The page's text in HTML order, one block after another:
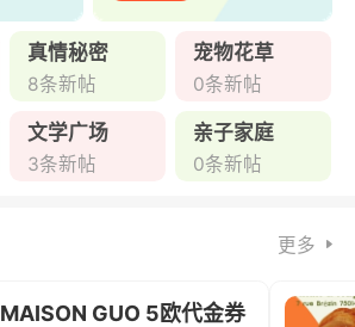
真情秘密
8条新帖
宠物花草
0条新帖
文学广场
3条新帖
亲子家庭
0条新帖
更多
MAISON GUO 5欧代金券